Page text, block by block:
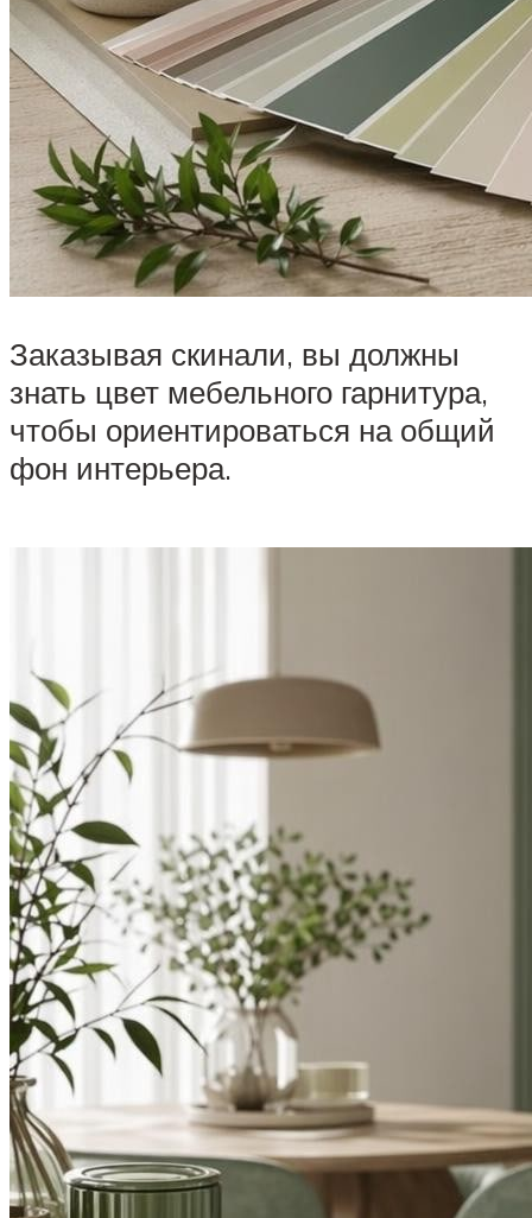
Заказывая скинали, вы должны
знать цвет мебельного гарнитура,
чтобы ориентироваться на общий
фон интерьера.